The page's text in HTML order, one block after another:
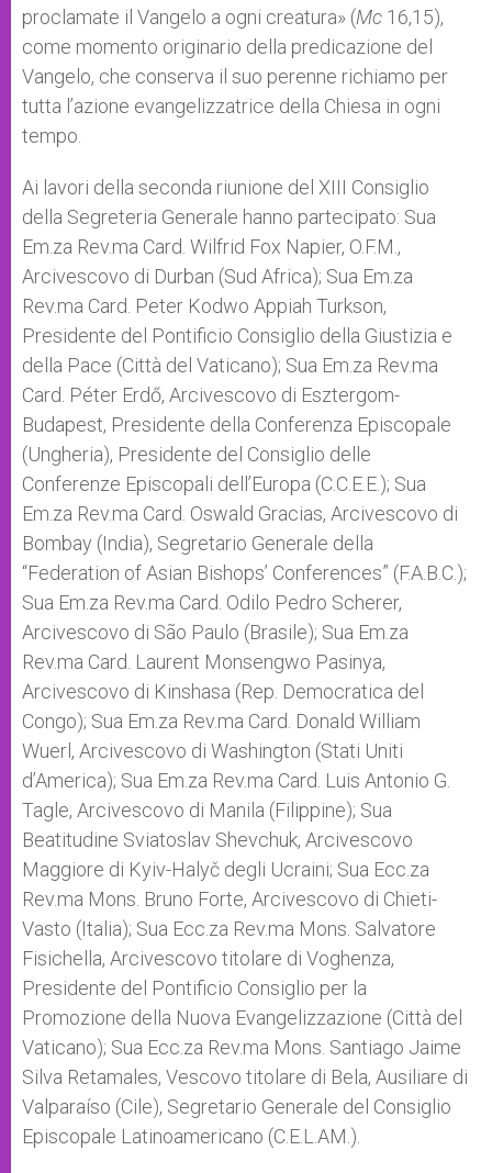
proclamate il Vangelo a ogni creatura» (Mc 16,15),
come momento originario della predicazione del
Vangelo, che conserva il suo perenne richiamo per
tutta l’azione evangelizzatrice della Chiesa in ogni
tempo.
Ai lavori della seconda riunione del XIII Consiglio
della Segreteria Generale hanno partecipato: Sua
Em.za Rev.ma Card. Wilfrid Fox Napier, O.F.M.,
Arcivescovo di Durban (Sud Africa); Sua Em.za
Rev.ma Card. Peter Kodwo Appiah Turkson,
Presidente del Pontificio Consiglio della Giustizia e
della Pace (Città del Vaticano); Sua Em.za Rev.ma
Card. Péter Erdő, Arcivescovo di Esztergom-
Budapest, Presidente della Conferenza Episcopale
(Ungheria), Presidente del Consiglio delle
Conferenze Episcopali dell’Europa (C.C.E.E.); Sua
Em.za Rev.ma Card. Oswald Gracias, Arcivescovo di
Bombay (India), Segretario Generale della
“Federation of Asian Bishops’ Conferences” (F.A.B.C.);
Sua Em.za Rev.ma Card. Odilo Pedro Scherer,
Arcivescovo di São Paulo (Brasile); Sua Em.za
Rev.ma Card. Laurent Monsengwo Pasinya,
Arcivescovo di Kinshasa (Rep. Democratica del
Congo); Sua Em.za Rev.ma Card. Donald William
Wuerl, Arcivescovo di Washington (Stati Uniti
d’America); Sua Em.za Rev.ma Card. Luis Antonio G.
Tagle, Arcivescovo di Manila (Filippine); Sua
Beatitudine Sviatoslav Shevchuk, Arcivescovo
Maggiore di Kyiv-Halyč degli Ucraini; Sua Ecc.za
Rev.ma Mons. Bruno Forte, Arcivescovo di Chieti-
Vasto (Italia); Sua Ecc.za Rev.ma Mons. Salvatore
Fisichella, Arcivescovo titolare di Voghenza,
Presidente del Pontificio Consiglio per la
Promozione della Nuova Evangelizzazione (Città del
Vaticano); Sua Ecc.za Rev.ma Mons. Santiago Jaime
Silva Retamales, Vescovo titolare di Bela, Ausiliare di
Valparaíso (Cile), Segretario Generale del Consiglio
Episcopale Latinoamericano (C.E.L.AM.).